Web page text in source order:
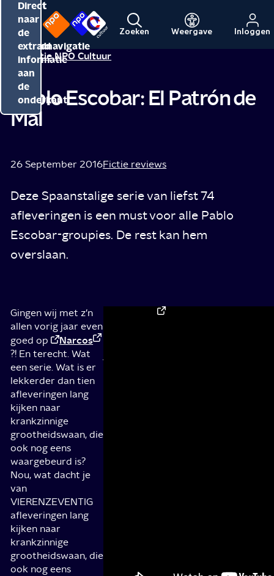
Direct
naar
de
inhoud
Direct
naar
de
hoofdnavigatie
Direct
naar
de
extra
informatie
aan
de
onderkant
Menu
Naar
de
NPO
Naar
de
NPO
Zoeken Weergave Inloggen
Redactie NPO Cultuur
Pablo Escobar: El Patrón de
Mal
26 September 2016Fictie reviews
Deze Spaanstalige serie van liefst 74
afleveringen is een must voor alle Pablo
Escobar-groupies. De rest kan hem
overslaan.
Gingen wij met z’n
allen vorig jaar even
goed op
Narcos
?! En terecht. Wat
een serie. Wat is er
lekkerder dan tien
afleveringen lang
kijken naar
krankzinnige
grootheidswaan, die
ook nog eens
waargebeurd is?
Nou, wat dacht je
van
VIERENZEVENTIG
afleveringen lang
kijken naar
krankzinnige
grootheidswaan, die
ook nog eens
FunX